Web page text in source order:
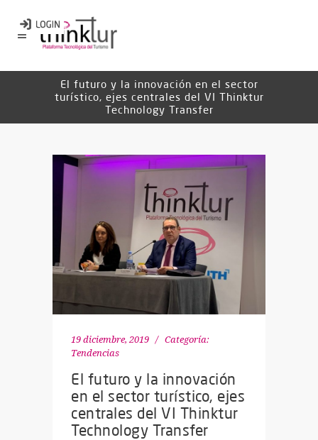
El futuro y la innovación en el sector
turístico, ejes centrales del VI Thinktur
Technology Transfer
19 diciembre, 2019
Categoría:
Tendencias
El futuro y la innovación
en el sector turístico, ejes
centrales del VI Thinktur
Technology Transfer